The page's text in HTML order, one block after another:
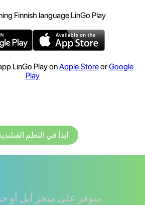
Finnish language LinGo Play
LinGo Play onApple StoreorGoogle
Play
ابدأ في التعلم
متوفر على متجر أبل أو